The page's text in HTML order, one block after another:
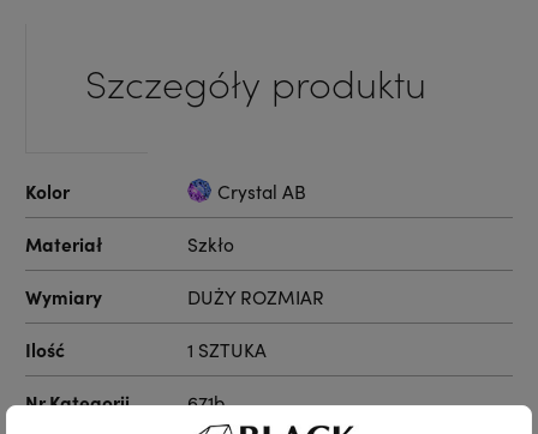
Szczegóły produktu
Kolor Crystal AB
Materiał Szkło
Wymiary DUŻY ROZMIAR
Ilość 1 SZTUKA
Nr.Kategorii 671b